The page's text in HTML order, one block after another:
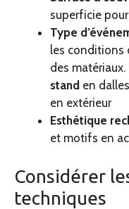
superficie
Type
les conditions
des matériaux.
stand en dalles
en extérieur
Esthétique
et motifs en
Considérer
techniques